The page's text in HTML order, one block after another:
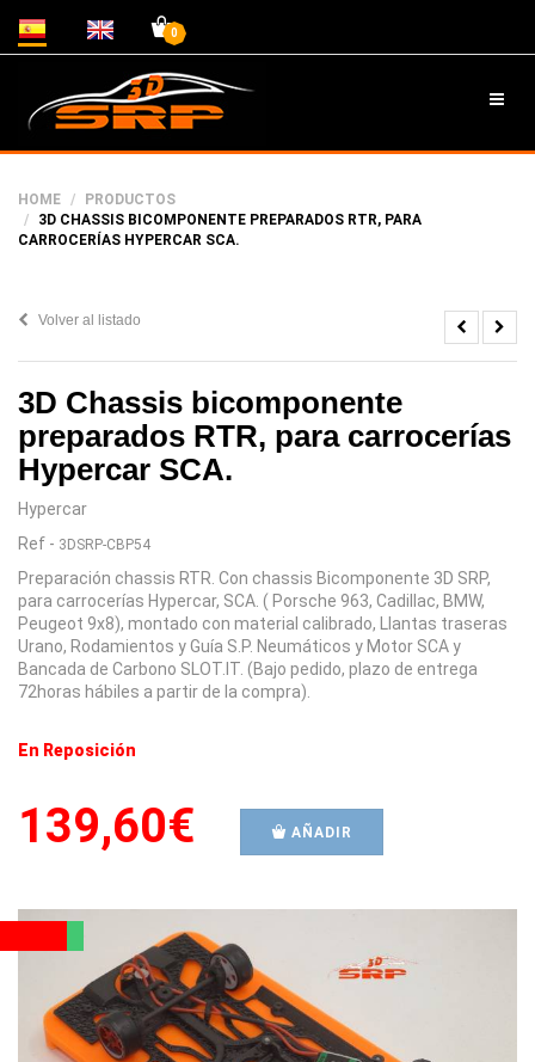
0
HOME
PRODUCTOS
3D CHASSIS BICOMPONENTE PREPARADOS RTR, PARA
CARROCERÍAS HYPERCAR SCA.
Volver al listado
3D Chassis bicomponente
preparados RTR, para carrocerías
Hypercar SCA.
Hypercar
Ref - 3DSRP-CBP54
Preparación chassis RTR. Con chassis Bicomponente 3D SRP,
para carrocerías Hypercar, SCA. ( Porsche 963, Cadillac, BMW,
Peugeot 9x8), montado con material calibrado, Llantas traseras
Urano, Rodamientos y Guía S.P. Neumáticos y Motor SCA y
Bancada de Carbono SLOT.IT. (Bajo pedido, plazo de entrega
72horas hábiles a partir de la compra).
En Reposición
139,60€ AÑADIR